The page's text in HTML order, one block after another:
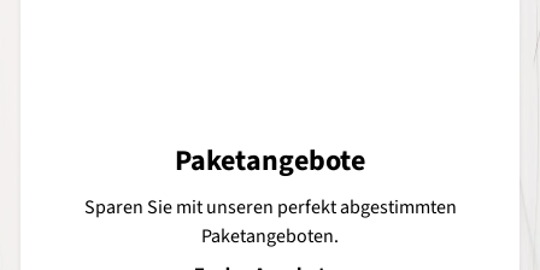
Paketangebote
Sparen Sie mit unseren perfekt abgestimmten
Paketangeboten.